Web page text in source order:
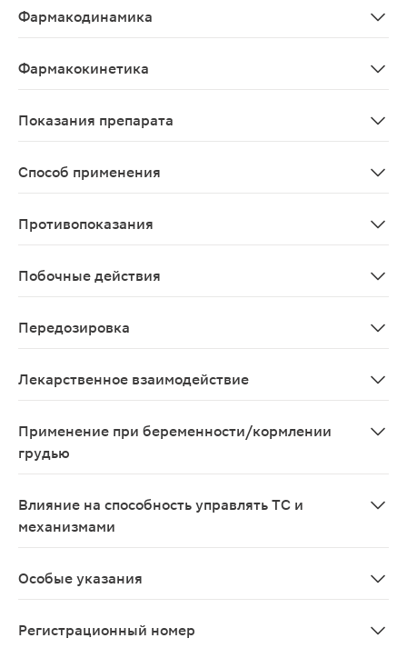
Фармакодинамика
Фармакокинетика
Показания препарата
Способ применения
Противопоказания
Побочные действия
Передозировка
Лекарственное взаимодействие
Применение при беременности/кормлении
грудью
Влияние на способность управлять ТС и
механизмами
Особые указания
Регистрационный номер